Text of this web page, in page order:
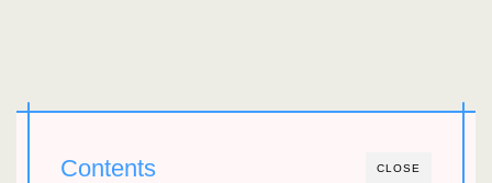
CLOSE
Contents